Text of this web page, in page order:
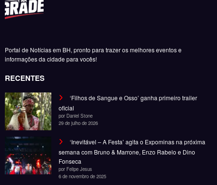
Portal de Notícias em BH, pronto para trazer os melhores eventos e
informações da cidade para vocês!
RECENTES
‘Filhos de Sangue e Osso’ ganha primeiro trailer
oficial
por Daniel Stone
29 de julho de 2026
‘Inevitável – A Festa’ agita o Expominas na próxima
semana com Bruno & Marrone, Enzo Rabelo e Dino
Fonseca
por Felipe Jesus
6 de novembro de 2025